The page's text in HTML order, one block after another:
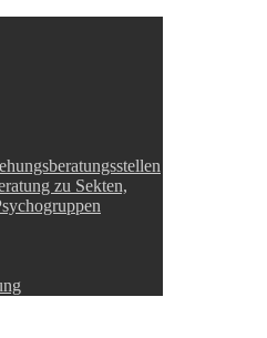
zu Sekten,